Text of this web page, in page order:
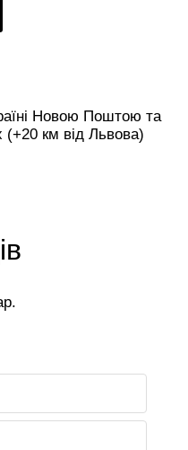
Новою Поштою та
(+20 км від Львова)